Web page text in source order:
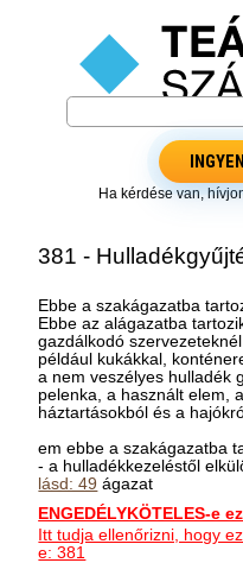
Ha kérdése van,
381 -
Ebbe a szakágazatba
Ebbe az alágazatba
gazdálkodó
például kukákkal,
a nem veszélyes hulladék
pelenka, a használt elem,
háztartásokból és a
em ebbe a szakágazatba
- a hulladékkezeléstől
lásd: 49 ágazat
ENGEDÉLYKÖTELES-e
Itt tudja ellenőrizni, hogy
e: 381